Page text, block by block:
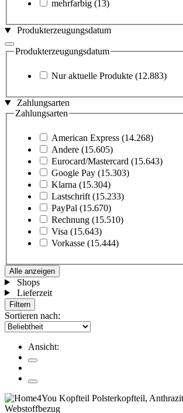
mehrfarbig (13)
Produkterzeugungsdatum
Produkterzeugungsdatum
Nur aktuelle Produkte (12.883)
Zahlungsarten
Zahlungsarten
American Express (14.268)
Andere (15.605)
Eurocard/Mastercard (15.643)
Google Pay (15.303)
Klarna (15.304)
Lastschrift (15.233)
PayPal (15.670)
Rechnung (15.510)
Visa (15.643)
Vorkasse (15.444)
Alle anzeigen
Shops
Lieferzeit
Filtern
Sortieren nach:
Ansicht: